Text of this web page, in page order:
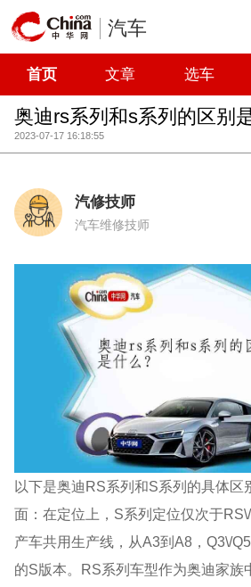
汽车
首页 文章 选车
奥迪rs系列和s系列的区别
2023-07-17 16:18:55
汽修技师
汽车维修技师
以下是奥迪RS系列和S系列的具体区
面：在定位上，S系列定位仅次于
产车共用生产线，从A3到A8，Q3\/
的S版本。RS系列车型作为奥迪家族